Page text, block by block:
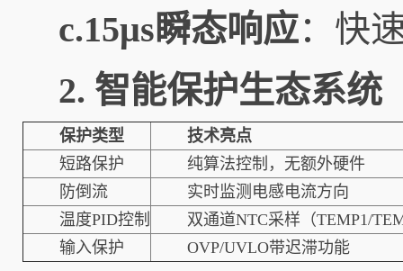
c.15μs瞬态响应：快
2. 智能保护生态系统
保护类型
技术亮点
短路保护
纯算法控制，无额外硬件
防倒流
实时监测电感电流方向
温度PID控制
双通道NTC采样（TEMP1/
输入保护
OVP/UVLO带迟滞功能